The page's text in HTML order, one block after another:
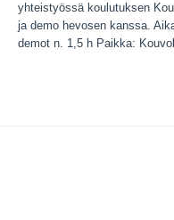
yhteistyössä koulutuksen
ja demo hevosen kanssa.
demot n. 1,5 h Paikka: